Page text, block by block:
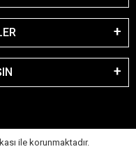
ile korunmaktadır.